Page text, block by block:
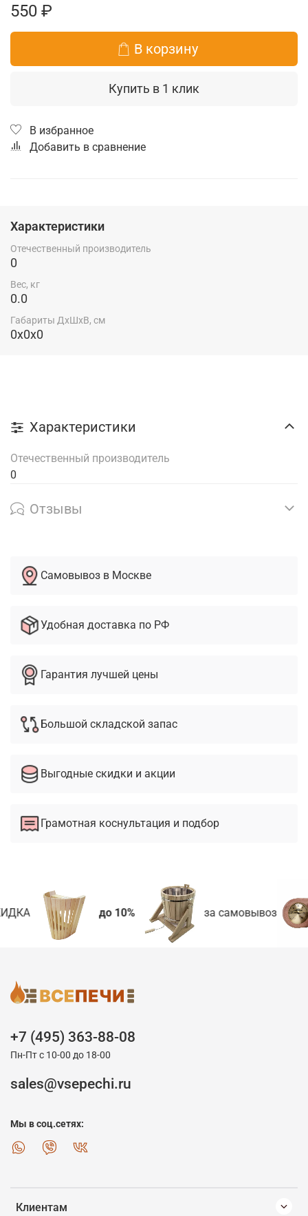
550 ₽
В корзину
Купить в 1 клик
В избранное
Добавить в сравнение
Характеристики
Отечественный производитель
0
Вес, кг
0.0
Габариты ДхШхВ, см
0x0x0
Характеристики
Отечественный производитель
0
Отзывы
Самовывоз в Москве
Удобная доставка по РФ
Гарантия лучшей цены
Большой складской запас
Выгодные скидки и акции
Грамотная коснультация и подбор
до 10% за самовывоз
Клиентам
+7 (495) 363-88-08
Пн-Пт с 10-00 до 18-00
sales@vsepechi.ru
Мы в соц.сетях: